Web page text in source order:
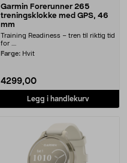
Garmin Forerunner 265
treningsklokke med GPS, 46
mm
Training Readiness – tren til riktig tid
for ....
Farge: Hvit
4299,00
Legg i handlekurv